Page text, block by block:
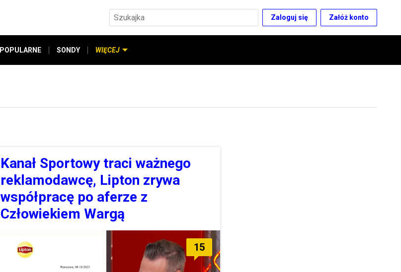
Zaloguj się Załóż konto
POPULARNE SONDY WIĘCEJ
Kanał Sportowy traci ważnego
reklamodawcę, Lipton zrywa
współpracę po aferze z
Człowiekiem Wargą
15